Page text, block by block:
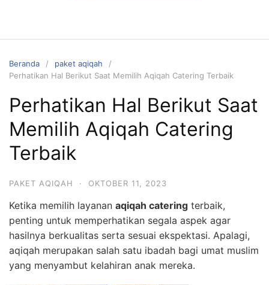
Beranda
paket aqiqah
Perhatikan Hal Berikut Saat Memilih Aqiqah Catering Terbaik
Perhatikan Hal Berikut Saat
Memilih Aqiqah Catering
Terbaik
PAKET AQIQAH · OKTOBER 11, 2023
Ketika memilih layanan aqiqah catering terbaik,
penting untuk memperhatikan segala aspek agar
hasilnya berkualitas serta sesuai ekspektasi. Apalagi,
aqiqah merupakan salah satu ibadah bagi umat muslim
yang menyambut kelahiran anak mereka.